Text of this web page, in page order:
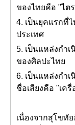
ของไทยคือ "ไต
4. เป็นยุคแรกที่
ประเทศ
5. เป็นแหล่งกำ
ของศิลปะไทย
6. เป็นแหล่งกำ
ชื่อเสียงคือ "เค
เนื่องจากสุโขทั